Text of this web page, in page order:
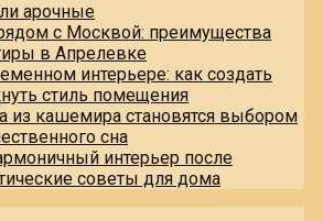
арочные
с Москвой: преимущества
в Апрелевке
интерьере: как создать
стиль помещения
из кашемира становятся выбором
сна
интерьер после
советы для дома